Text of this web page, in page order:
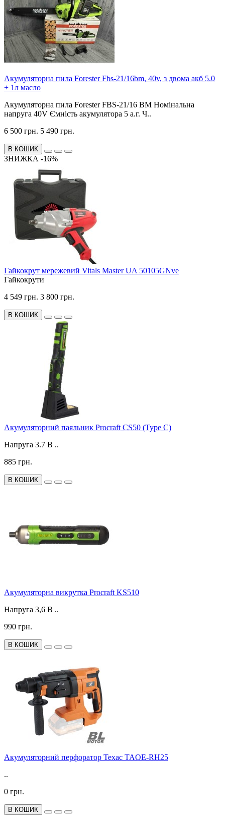
Акумуляторна пила Forester Fbs-21/16bm, 40v, з двома акб 5.0
+ 1л масло
Акумуляторна пила Forester FBS-21/16 BM Номінальна
напруга 40V Ємність акумулятора 5 а.г. Ч..
6 500 грн. 5 490 грн.
В КОШИК
ЗНИЖКА -16%
Гайкокрут мережевий Vitals Master UA 50105GNve
Гайкокрути
4 549 грн. 3 800 грн.
В КОШИК
Акумуляторний паяльник Procraft CS50 (Type C)
Напруга 3.7 В ..
885 грн.
В КОШИК
Акумуляторна викрутка Procraft KS510
Напруга 3,6 В ..
990 грн.
В КОШИК
Акумуляторний перфоратор Техас TAOE-RH25
..
0 грн.
В КОШИК